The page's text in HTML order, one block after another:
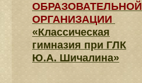
ОБРАЗОВАТЕЛЬНОЙ
ОРГАНИЗАЦИИ
«Классическая
гимназия при ГЛК
Ю.А. Шичалина»